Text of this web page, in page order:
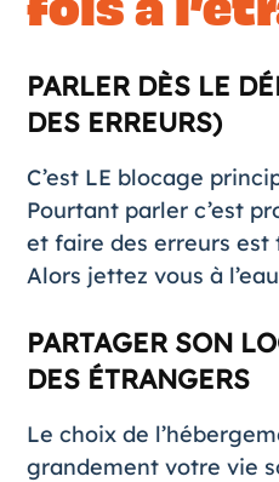
PARLER DÈS LE
DES ERREURS)
C’est LE blocage
Pourtant parler c’est
et faire des erreurs
Alors jettez vous à
PARTAGER SON
DES ÉTRANGERS
Le choix de
grandement votre vie